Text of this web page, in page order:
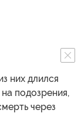
них длился
подозрения,
через